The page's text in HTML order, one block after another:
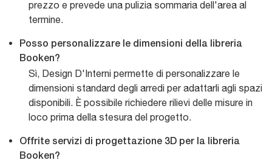
prezzo e prevede una pulizia sommaria dell'area al
termine.
Posso personalizzare le dimensioni della libreria
Booken?
Sì, Design D'Interni permette di personalizzare le
dimensioni standard degli arredi per adattarli agli spazi
disponibili. È possibile richiedere rilievi delle misure in
loco prima della stesura del progetto.
Offrite servizi di progettazione 3D per la libreria
Booken?